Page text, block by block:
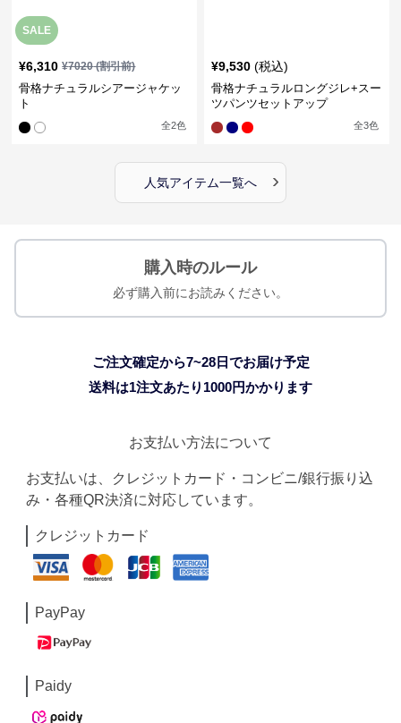
SALE
¥6,310 ¥7020(割引前)
骨格ナチュラルシアージャケッ
ト
全2色
¥9,530 (税込)
骨格ナチュラルロングジレ+スー
ツパンツセットアップ
全3色
人気アイテム一覧へ ›
購入時のルール
必ず購入前にお読みください。
ご注文確定から7~28日でお届け予定
送料は1注文あたり 1000円かかります
お支払い方法について
お支払いは、クレジットカード・コンビニ/銀行振り込
み・各種QR決済に対応しています。
クレジットカード
PayPay
Paidy